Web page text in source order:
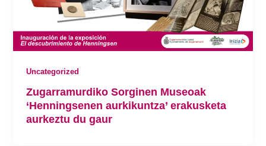
Uncategorized
Zugarramurdiko Sorginen Museoak
‘Henningsenen aurkikuntza’ erakusketa
aurkeztu du gaur